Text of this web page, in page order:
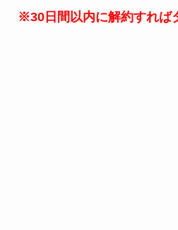
※30日間以内に解約すれば